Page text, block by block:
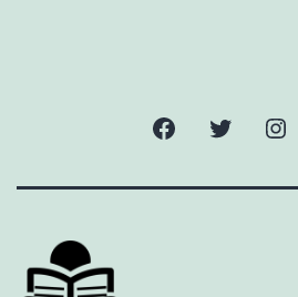
FacebookTwitter